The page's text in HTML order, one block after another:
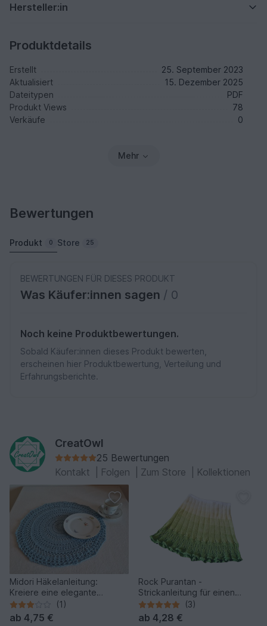
Hersteller:in
Produktdetails
Erstellt
25. September 2023
Aktualisiert
15. Dezember 2025
Dateitypen
PDF
Produkt Views
78
Verkäufe
0
Mehr
Bewertungen
Produkt 0 Store 25
BEWERTUNGEN FÜR DIESES PRODUKT
Was Käufer:innen sagen / 0
Noch keine Produktbewertungen.
Sobald Käufer:innen dieses Produkt bewerten,
erscheinen hier Produktbewertung, Verteilung und
Erfahrungsberichte.
CreatOwl
25 Bewertungen
Kontakt
Folgen Zum Store Kollektionen
Midori Häkelanleitung:
Kreiere eine elegante
Tischdecke (1)
ab 4,75 €
Rock Purantan -
Strickanleitung für einen
vielseitigen und eleganten
Rock
(3)
ab 4,28 €